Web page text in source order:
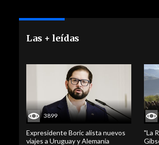
Las + leídas
3899
Expresidente Boric alista nuevos
viajes a Uruguay y Alemania
"La